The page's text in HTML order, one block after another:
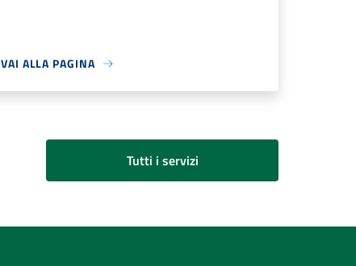
VAI ALLA PAGINA
Tutti i servizi